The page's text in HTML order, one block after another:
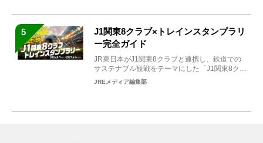
5
J1関東8クラブ×トレインスタンプラリ
ー完全ガイド
JR東日本がJ1関東8クラブと連携し、鉄道での
サステナブル観戦をテーマにした「J1関東8クラ
ブ×トレイン...
JREメディア編集部